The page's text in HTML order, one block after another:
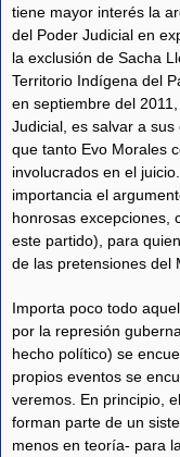
tiene mayor interés la
del Poder Judicial en
la exclusión de Sacha
Territorio Indígena del
en septiembre del
Judicial, es salvar a
que tanto Evo Morales
involucrados en el
importancia el
honrosas excepciones,
este partido), para
de las pretensiones del
Importa poco todo
por la represión
hecho político) se
propios eventos se
veremos. En principio,
forman parte de un
menos en teoría- para